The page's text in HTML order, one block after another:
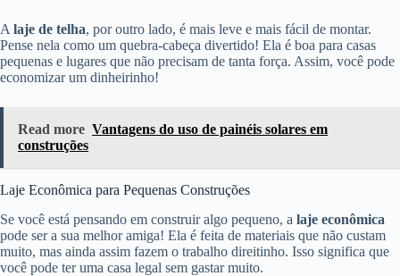
A laje de telha, por outro lado, é mais leve e mais fácil de montar.
Pense nela como um quebra-cabeça divertido! Ela é boa para casas
pequenas e lugares que não precisam de tanta força. Assim, você pode
economizar um dinheirinho!
Read more Vantagens do uso de painéis solares em
construções
Laje Econômica para Pequenas Construções
Se você está pensando em construir algo pequeno, a laje econômica
pode ser a sua melhor amiga! Ela é feita de materiais que não custam
muito, mas ainda assim fazem o trabalho direitinho. Isso significa que
você pode ter uma casa legal sem gastar muito.